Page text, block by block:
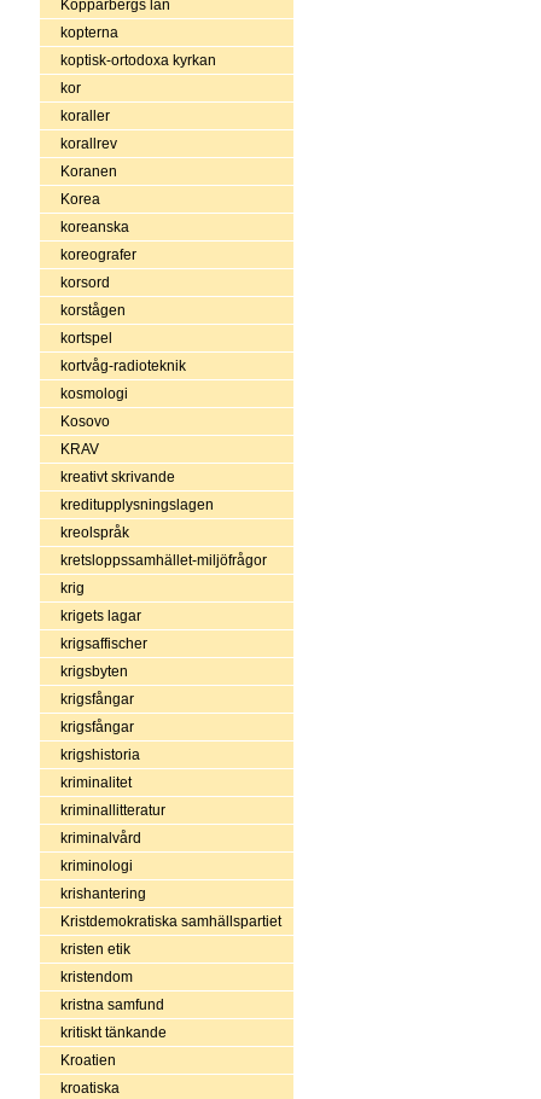
Kopparbergs län
kopterna
koptisk-ortodoxa kyrkan
kor
koraller
korallrev
Koranen
Korea
koreanska
koreografer
korsord
korstågen
kortspel
kortvåg-radioteknik
kosmologi
Kosovo
KRAV
kreativt skrivande
kreditupplysningslagen
kreolspråk
kretsloppssamhället-miljöfrågor
krig
krigets lagar
krigsaffischer
krigsbyten
krigsfångar
krigsfångar
krigshistoria
kriminalitet
kriminallitteratur
kriminalvård
kriminologi
krishantering
Kristdemokratiska samhällspartiet
kristen etik
kristendom
kristna samfund
kritiskt tänkande
Kroatien
kroatiska